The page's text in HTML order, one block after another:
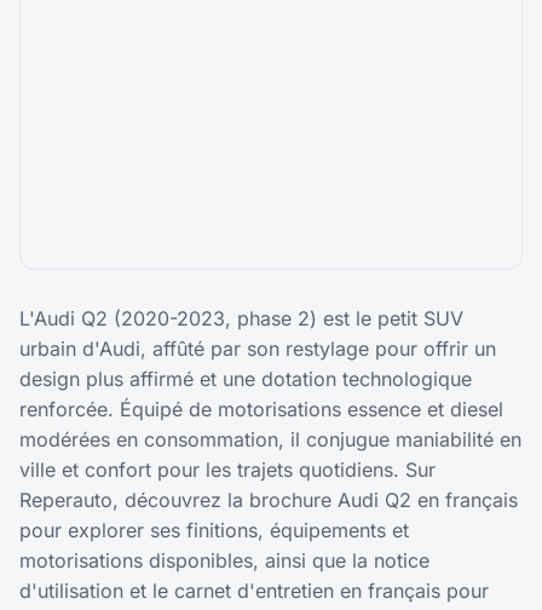
L'Audi Q2 (2020-2023, phase 2) est le petit SUV
urbain d'Audi, affûté par son restylage pour offrir un
design plus affirmé et une dotation technologique
renforcée. Équipé de motorisations essence et diesel
modérées en consommation, il conjugue maniabilité en
ville et confort pour les trajets quotidiens. Sur
Reperauto, découvrez la brochure Audi Q2 en français
pour explorer ses finitions, équipements et
motorisations disponibles, ainsi que la notice
d'utilisation et le carnet d'entretien en français pour